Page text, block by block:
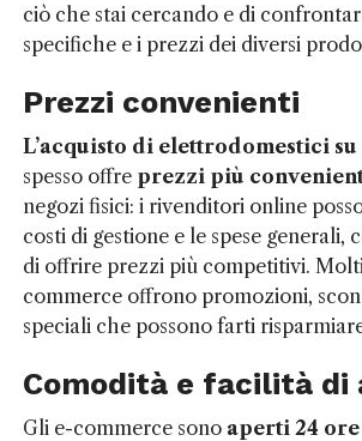
ciò che stai cercando e di
specifiche e i prezzi dei diversi
Prezzi convenienti
L’acquisto di elettrodomestici
spesso offre prezzi più
negozi fisici: i rivenditori online
costi di gestione e le spese generali,
di offrire prezzi più competitivi.
commerce offrono promozioni,
speciali che possono farti
Comodità e facilità di
Gli e-commerce sono aperti 24